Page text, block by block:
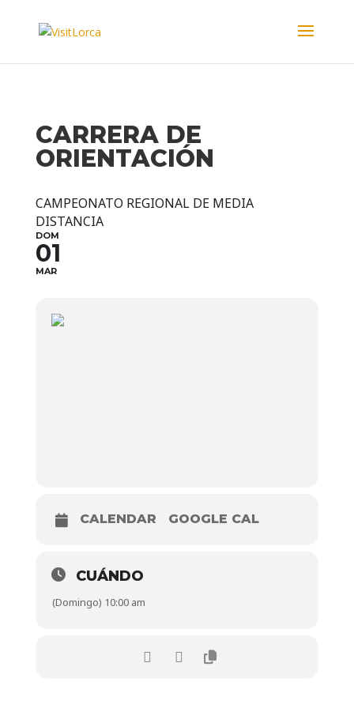
CARRERA DE
ORIENTACIÓN
CAMPEONATO REGIONAL DE MEDIA
DISTANCIA
DOM
01
MAR
CALENDAR GOOGLE CAL
CUÁNDO
(Domingo) 10:00 am